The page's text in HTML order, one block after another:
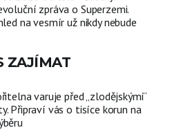
zpráva o Superzemi.
na vesmír už nikdy nebude
ZAJÍMAT
varuje před „zlodějskými“
Připraví vás o tisíce korun na